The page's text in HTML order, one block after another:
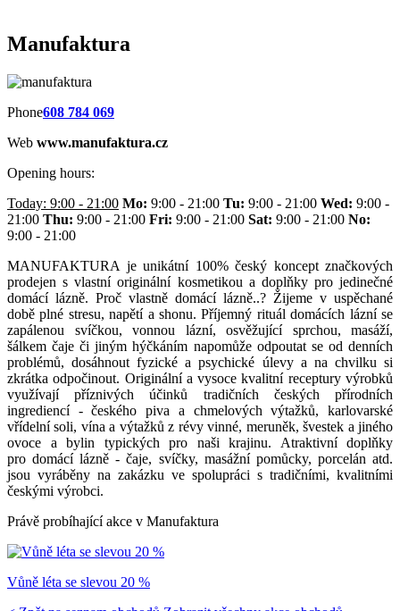
Manufaktura
Phone608 784 069
Web www.manufaktura.cz
Opening hours:
Today: 9:00 - 21:00 Mo: 9:00 - 21:00 Tu: 9:00 - 21:00 Wed: 9:00 -
21:00 Thu: 9:00 - 21:00 Fri: 9:00 - 21:00 Sat: 9:00 - 21:00 No:
9:00 - 21:00
MANUFAKTURA je unikátní 100% český koncept značkových
prodejen s vlastní originální kosmetikou a doplňky pro jedinečné
domácí lázně. Proč vlastně domácí lázně..? Žijeme v uspěchané
době plné stresu, napětí a shonu. Příjemný rituál domácích lázní se
zapálenou svíčkou, vonnou lázní, osvěžující sprchou, masáží,
šálkem čaje či jiným hýčkáním napomůže odpoutat se od denních
problémů, dosáhnout fyzické a psychické úlevy a na chvilku si
zkrátka odpočinout. Originální a vysoce kvalitní receptury výrobků
využívají příznivých účinků tradičních českých přírodních
ingrediencí - českého piva a chmelových výtažků, karlovarské
vřídelní soli, vína a výtažků z révy vinné, meruněk, švestek a jiného
ovoce a bylin typických pro naši krajinu. Atraktivní doplňky
pro domácí lázně - čaje, svíčky, masážní pomůcky, porcelán atd.
jsou vyráběny na zakázku ve spolupráci s tradičními, kvalitními
českými výrobci.
Právě probíhající akce v Manufaktura
Vůně léta se slevou 20 %